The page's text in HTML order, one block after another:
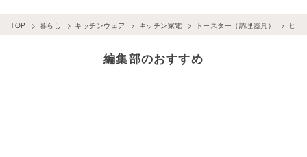
TOP 暮らし キッチンウェア キッチン家電 トースター（調理器具） ヒッ
編集部のおすすめ